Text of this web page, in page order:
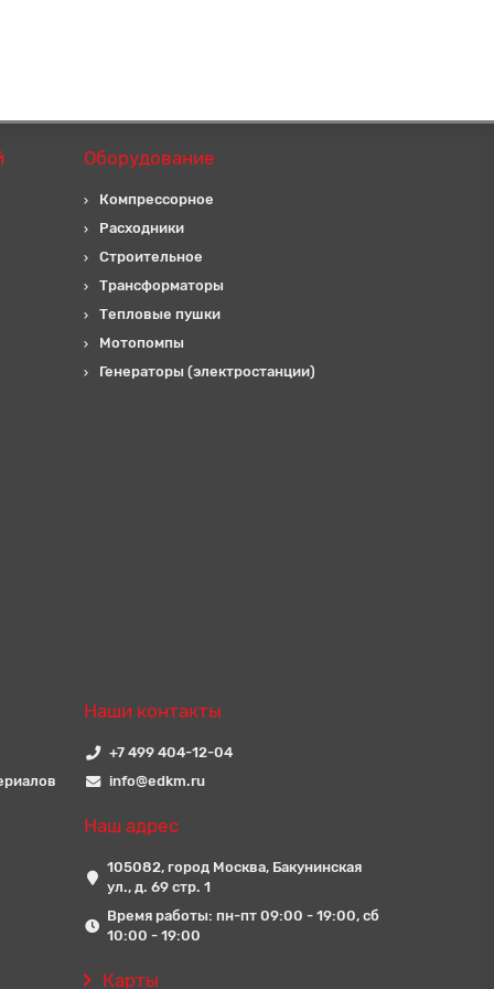
Оборудование
Компрессорное
Расходники
Строительное
Трансформаторы
Тепловые пушки
Мотопомпы
Генераторы (электростанции)
Наши контакты
+7 499 404-12-04
info@edkm.ru
Наш адрес
105082, город Москва, Бакунинская
ул., д. 69 стр. 1
Время работы: пн-пт 09:00 - 19:00, сб
10:00 - 19:00
Карты